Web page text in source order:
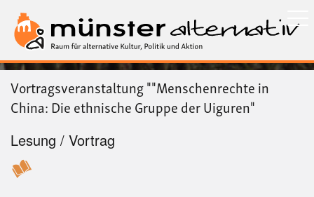
zum
Inhalt
Vortragsveranstaltung ""Menschenrechte in
China: Die ethnische Gruppe der Uiguren"
Lesung / Vortrag